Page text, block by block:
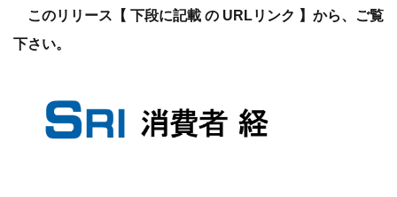
このリリース【 下段に記載 の URLリンク 】から、ご覧
下さい。